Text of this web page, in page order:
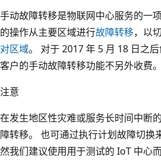
手动故障转移是物联网中心服务的一
的操作从主要区域进行故障转移，以
对区域。 对于 2017 年 5 月 18 日之
客户的手动故障转移功能不另外收费。
注意
在发生地区性灾难或服务长时间中断
障转移。 也可通过执行计划故障切换
然我们建议使用用于测试的 IoT 中心